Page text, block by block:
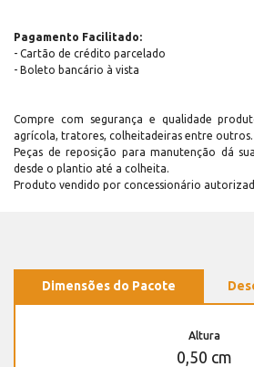
Pagamento Facilitado:
- Cartão de crédito parcelado
- Boleto bancário à vista
Compre com segurança e qualidade
agrícola, tratores, colheitadeiras entre outros.
Peças de reposição para manutenção dá
desde o plantio até a colheita.
Produto vendido por concessionário
Dimensões do Pacote
Altura
0,50 cm